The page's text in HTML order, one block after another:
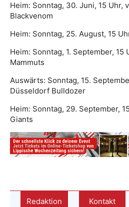
Heim: Sonntag, 30. Juni, 15 Uhr,
Blackvenom
Heim: Sonntag, 25. August, 15
Heim: Sonntag, 1. September, 15
Mammuts
Auswärts: Sonntag, 15.
Düsseldorf Bulldozer
Heim: Sonntag, 29. September,
Giants
Redaktion Kontakt